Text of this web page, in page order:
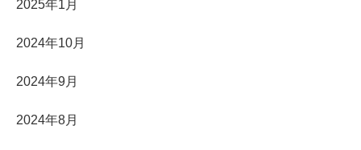
2025年1月
2024年10月
2024年9月
2024年8月